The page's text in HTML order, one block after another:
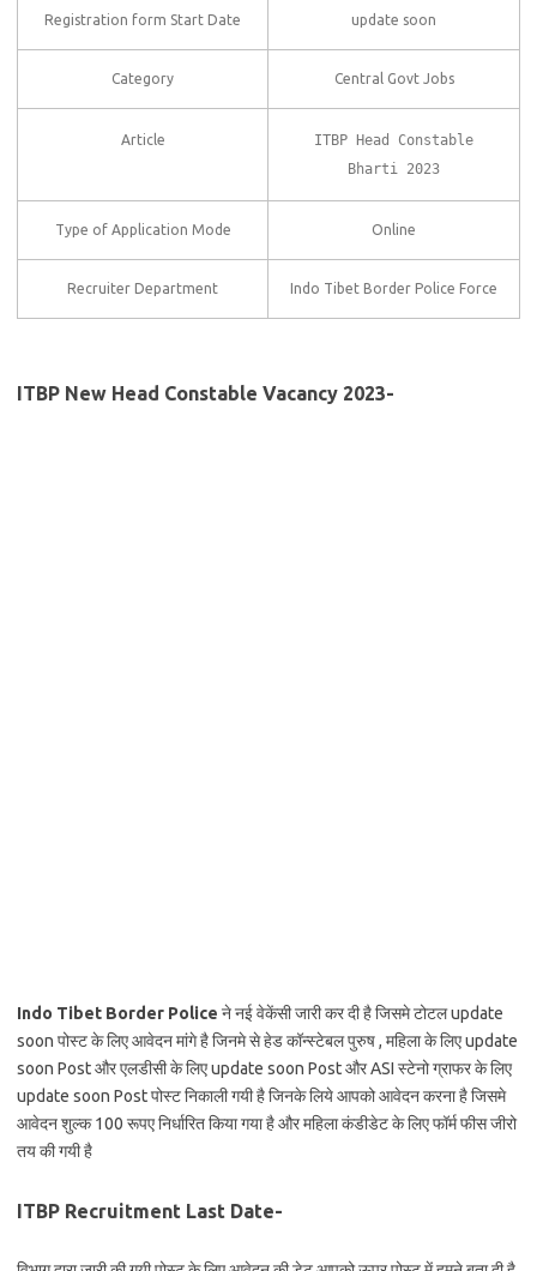
Registration form Start Date update soon
Category Central Govt Jobs
Article
ITBP Head Constable
Bharti 2023
Type of Application Mode Online
Recruiter Department Indo Tibet Border Police Force
ITBP New Head Constable Vacancy 2023-
Indo Tibet Border Police ने नई वेकेंसी जारी कर दी है जिसमे टोटल update
soon पोस्ट के लिए आवेदन मांगे है जिनमे से हेड कॉन्स्टेबल पुरुष , महिला के लिए update
soon Post और एलडीसी के लिए update soon Post और ASI स्टेनो ग्राफर के लिए
update soon Post पोस्ट निकाली गयी है जिनके लिये आपको आवेदन करना है जिसमे
आवेदन शुल्क 100 रूपए निर्धारित किया गया है और महिला कंडीडेट के लिए फॉर्म फीस जीरो
तय की गयी है
ITBP Recruitment Last Date-